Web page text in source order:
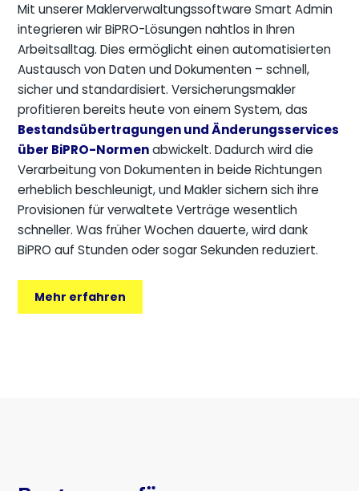
Mit unserer Maklerverwaltungssoftware Smart Admin
integrieren wir BiPRO-Lösungen nahtlos in Ihren
Arbeitsalltag. Dies ermöglicht einen automatisierten
Austausch von Daten und Dokumenten – schnell,
sicher und standardisiert. Versicherungsmakler
profitieren bereits heute von einem System, das
Bestandsübertragungen und Änderungsservices
über BiPRO-Normenabwickelt. Dadurch wird die
Verarbeitung von Dokumenten in beide Richtungen
erheblich beschleunigt, und Makler sichern sich ihre
Provisionen für verwaltete Verträge wesentlich
schneller. Was früher Wochen dauerte, wird dank
BiPRO auf Stunden oder sogar Sekunden reduziert.
Mehr erfahren